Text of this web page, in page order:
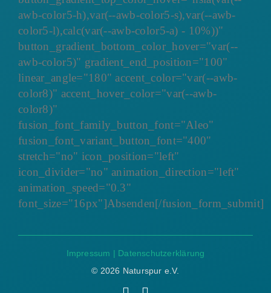
awb-color5-h),var(--awb-color5-s),var(--awb-
color5-l),calc(var(--awb-color5-a) - 10%))"
button_gradient_bottom_color_hover="var(--
awb-color5)" gradient_end_position="100"
linear_angle="180" accent_color="var(--awb-
color8)" accent_hover_color="var(--awb-
color8)"
fusion_font_family_button_font="Aleo"
fusion_font_variant_button_font="400"
stretch="no" icon_position="left"
icon_divider="no" animation_direction="left"
animation_speed="0.3"
font_size="16px"]Absenden[/fusion_form_submit]
Impressum | Datenschutzerklärung
© 2026 Naturspur e.V.